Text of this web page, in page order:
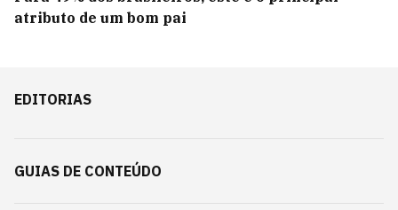
atributo de um bom pai
EDITORIAS
GUIAS DE CONTEÚDO